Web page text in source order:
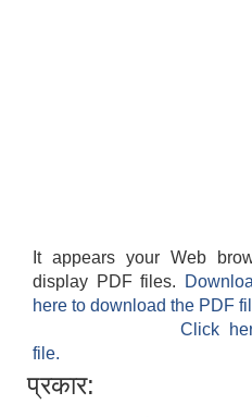
It appears your Web
display PDF files.
here to download the PDF
Click
file.
प्रकार: